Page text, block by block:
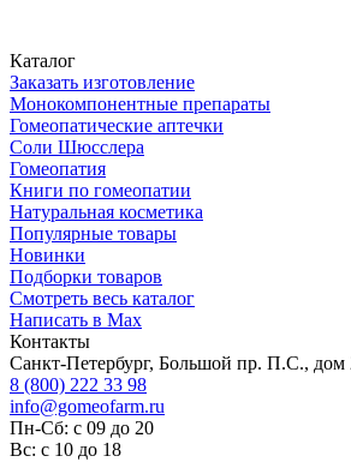
Каталог
Заказать изготовление
Монокомпонентные препараты
Гомеопатические аптечки
Соли Шюсслера
Гомеопатия
Книги по гомеопатии
Натуральная косметика
Популярные товары
Новинки
Подборки товаров
Смотреть весь каталог
Написать в Max
Контакты
Санкт-Петербург, Большой пр. П.С., дом
8 (800) 222 33 98
info@gomeofarm.ru
Пн-Сб: с 09 до 20
Вс: с 10 до 18